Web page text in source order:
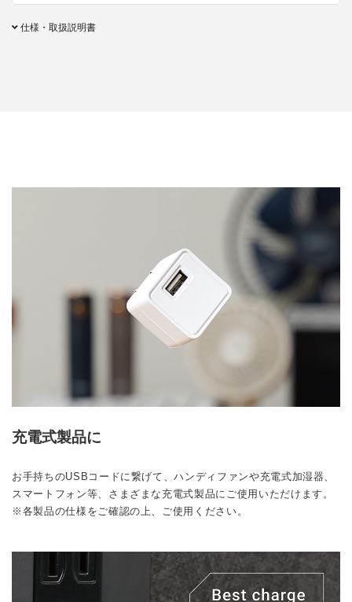
仕様・取扱説明書
充電式製品に
お手持ちのUSBコードに繋げて、ハンディファンや充電式加湿器、
スマートフォン等、さまざまな充電式製品にご使用いただけます。
※各製品の仕様をご確認の上、ご使用ください。